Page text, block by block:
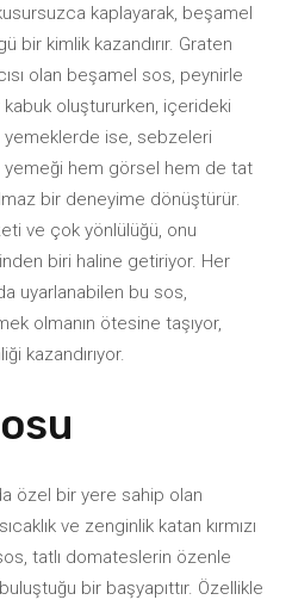
kaplayarak, beşamel
bir kimlik kazandırır. Graten
olan beşamel sos, peynirle
kabuk oluştururken, içerideki
ise, sebzeleri
yemeği hem görsel hem de tat
bir deneyime dönüştürür.
ve çok yönlülüğü, onu
biri haline getiriyor. Her
uyarlanabilen bu sos,
olmanın ötesine taşıyor,
kazandırıyor.
özel bir yere sahip olan
ve zenginlik katan kırmızı
tatlı domateslerin özenle
bir başyapıttır. Özellikle